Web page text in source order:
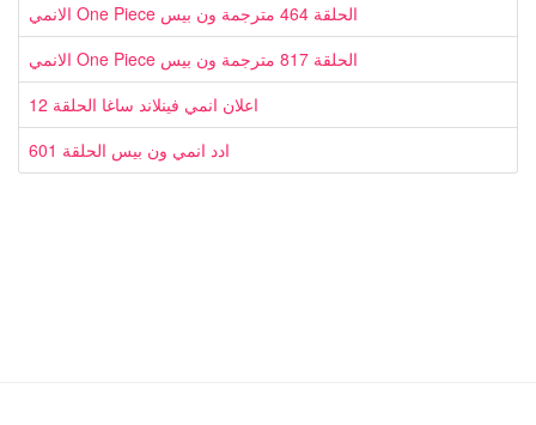
الانمي One Piece الحلقة 464 مترجمة ون بيس
الانمي One Piece الحلقة 817 مترجمة ون بيس
اعلان انمي فينلاند ساغا الحلقة 12
ادد انمي ون بيس الحلقة 601